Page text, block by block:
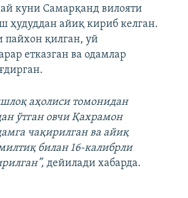
куни Самарқанд вилояти
ҳудуддан айиқ кириб келган.
пайхон қилган, уй
етказган ва одамлар
аҳолиси томонидан
ўтган овчи Қахрамон
чақирилган ва айиқ
билан 16-калибрли
дейилади хабарда.